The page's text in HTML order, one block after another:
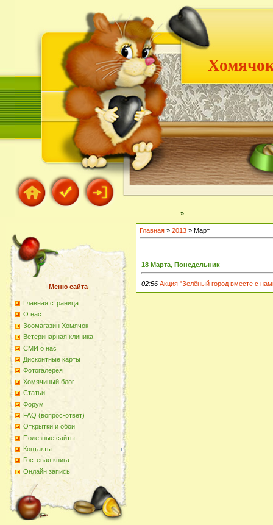
»
Меню сайта
Главная страница
О наc
Зоомагазин Хомячок
Ветеринарная клиника
СМИ о нас
Дисконтные карты
Фотогалерея
Хомячиный блог
Статьи
Форум
FAQ (вопрос-ответ)
Открытки и обои
Полезные сайты
Контакты
Гостевая книга
Онлайн запись
Главная » 2013 » Март
18 Марта, Понедельник
02:56 Акция "Зелёный город вместе с